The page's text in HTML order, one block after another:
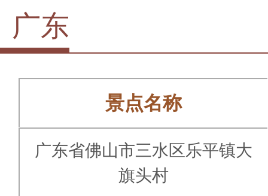
广东
景点名称
广东省佛山市三水区乐平镇大
旗头村